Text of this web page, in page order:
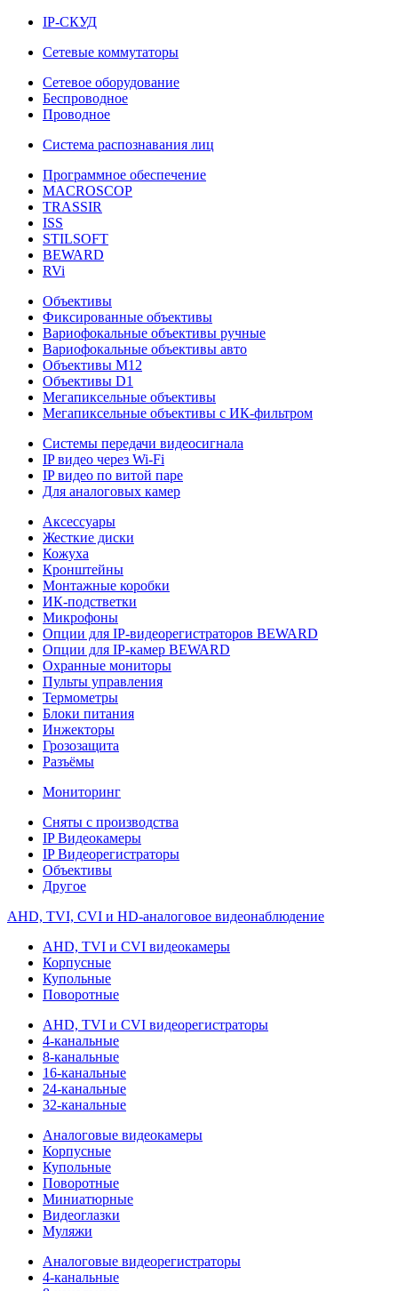
IP-СКУД
Сетевые коммутаторы
Сетевое оборудование
Беспроводное
Проводное
Система распознавания лиц
Программное обеспечение
MACROSCOP
TRASSIR
ISS
STILSOFT
BEWARD
RVi
Объективы
Фиксированные объективы
Вариофокальные объективы ручные
Вариофокальные объективы авто
Объективы М12
Объективы D1
Мегапиксельные объективы
Мегапиксельные объективы с ИК-фильтром
Системы передачи видеосигнала
IP видео через Wi-Fi
IP видео по витой паре
Для аналоговых камер
Аксессуары
Жесткие диски
Кожуха
Кронштейны
Монтажные коробки
ИК-подстветки
Микрофоны
Опции для IP-видеорегистраторов BEWARD
Опции для IP-камер BEWARD
Охранные мониторы
Пульты управления
Термометры
Блоки питания
Инжекторы
Грозозащита
Разъёмы
Мониторинг
Сняты с производства
IP Видеокамеры
IP Видеорегистраторы
Объективы
Другое
AHD, TVI, CVI и HD-аналоговое видеонаблюдение
AHD, TVI и CVI видеокамеры
Корпусные
Купольные
Поворотные
AHD, TVI и CVI видеорегистраторы
4-канальные
8-канальные
16-канальные
24-канальные
32-канальные
Аналоговые видеокамеры
Корпусные
Купольные
Поворотные
Миниатюрные
Видеоглазки
Муляжи
Аналоговые видеорегистраторы
4-канальные